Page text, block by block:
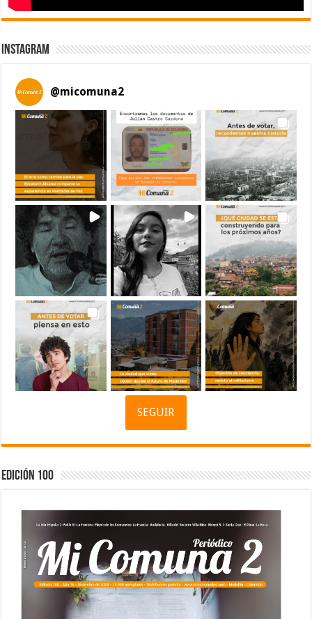
Instagram
@micomuna2
SEGUIR
Edición 100